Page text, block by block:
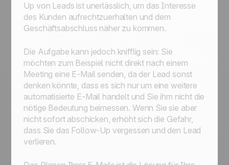
Up von Leads ist unerlässlich, um das Interesse
des Kunden aufrechtzuerhalten und dem
Geschäftsabschluss näher zu kommen.
Die Aufgabe kann jedoch knifflig sein: Sie
möchten zum Beispiel nicht direkt nach einem
Meeting eine E-Mail senden, da der Lead sonst
denken könnte, dass es sich nur um eine weitere
automatisierte E-Mail handelt und Sie ihm nicht die
nötige Bedeutung beimessen. Wenn Sie sie aber
nicht sofort abschicken, erhöht sich die Gefahr,
dass Sie das Follow-Up vergessen und den Lead
verlieren.